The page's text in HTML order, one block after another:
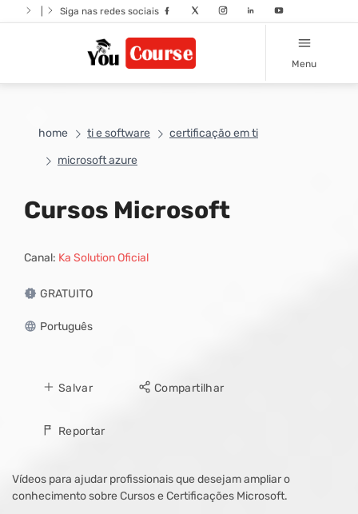
Siga nas redes sociais
Menu
home ti e software
certificação em ti
microsoft azure
Cursos Microsoft
Canal: Ka Solution Oficial
GRATUITO
Português
Salvar Compartilhar
Reportar
Vídeos para ajudar profissionais que desejam ampliar o
conhecimento sobre Cursos e Certificações Microsoft.